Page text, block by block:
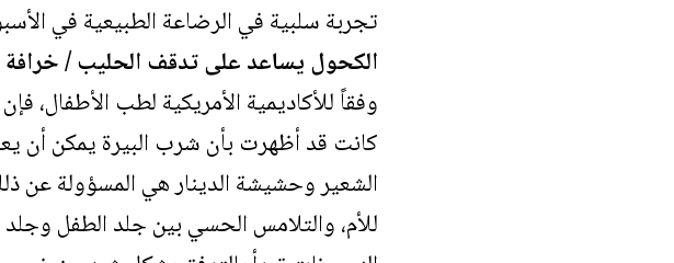
تجربة سلبية في الرضاعة الطبيعية في
الكحول يساعد على تدقف الحليب / خرافة
وفقاً للأكاديمية الأمريكية لطب
كانت قد أظهرت بأن شرب البيرة يمكن أن
الشعير وحشيشة الدينار هي المسؤولة عن
للأم، والتلامس الحسي بين جلد الطفل